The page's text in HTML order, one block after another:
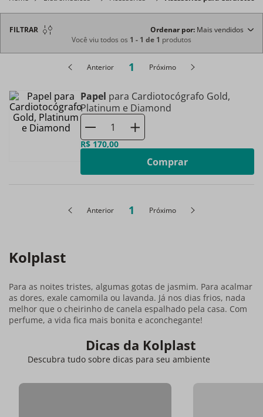
FILTRAR Ordenar por Mais vendidos
Você viu todos os 1 - 1 de 1 produtos
Anterior 1 Próximo
Papel para Cardiotocógrafo Gold,
Platinum e Diamond
R$ 170,00
Comprar
Anterior 1 Próximo
Kolplast
Para as noites tristes, algumas gotas de jasmim. Para acalmar
as dores, exale camomila ou lavanda. Já nos dias frios, nada
melhor que o cheirinho de canela espalhado pela casa. Com
perfume, a vida fica mais bonita e aconchegante!
Dicas da Kolplast
Descubra tudo sobre dicas para seu ambiente